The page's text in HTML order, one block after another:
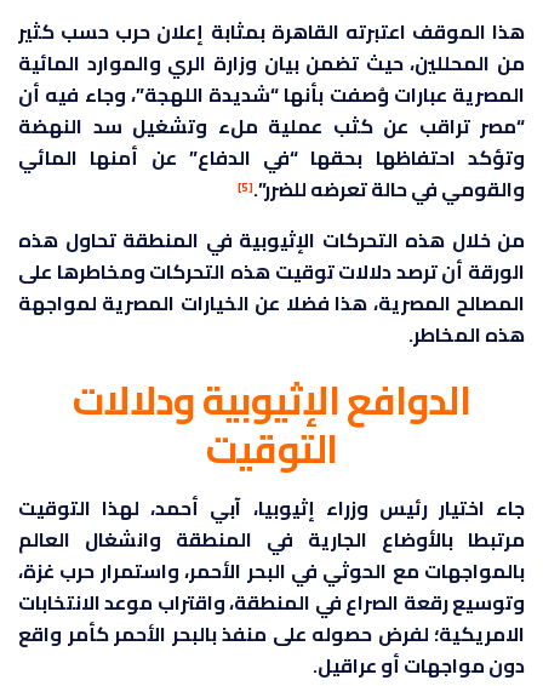
هذا الموقف اعتبرته القاهرة بمثابة إعلان حرب حسب كثير
من المحللين، حيث تضمن بيان وزارة الري والموارد المائية
المصرية عبارات وُصفت بأنها “شديدة اللهجة”، وجاء فيه أن
“مصر تراقب عن كثب عملية ملء وتشغيل سد النهضة
وتؤكد احتفاظها بحقها “في الدفاع” عن أمنها المائي
والقومي في حالة تعرضه للضرر”.[5]
من خلال هذه التحركات الإثيوبية في المنطقة تحاول هذه
الورقة أن ترصد دلالات توقيت هذه التحركات ومخاطرها على
المصالح المصرية، هذا فضلا عن الخيارات المصرية لمواجهة
هذه المخاطر.
الدوافع الإثيوبية ودلالات
التوقيت
جاء اختيار رئيس وزراء إثيوبيا، آبي أحمد، لهذا التوقيت
مرتبطا بالأوضاع الجارية في المنطقة وانشغال العالم
بالمواجهات مع الحوثي في البحر الأحمر، واستمرار حرب غزة،
وتوسيع رقعة الصراع في المنطقة، واقتراب موعد الانتخابات
الامريكية؛ لفرض حصوله على منفذ بالبحر الأحمر كأمر واقع
دون مواجهات أو عراقيل.